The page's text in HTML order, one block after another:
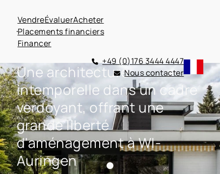
VendreÉvaluerAcheter
Placements financiers
Financer
+49 (0)176 3444 4447
Nous contacter
Une architecture
intemporelle dans un cadre
verdoyant, offrant une
grande liberté
d'aménagement à WI-
Auringen